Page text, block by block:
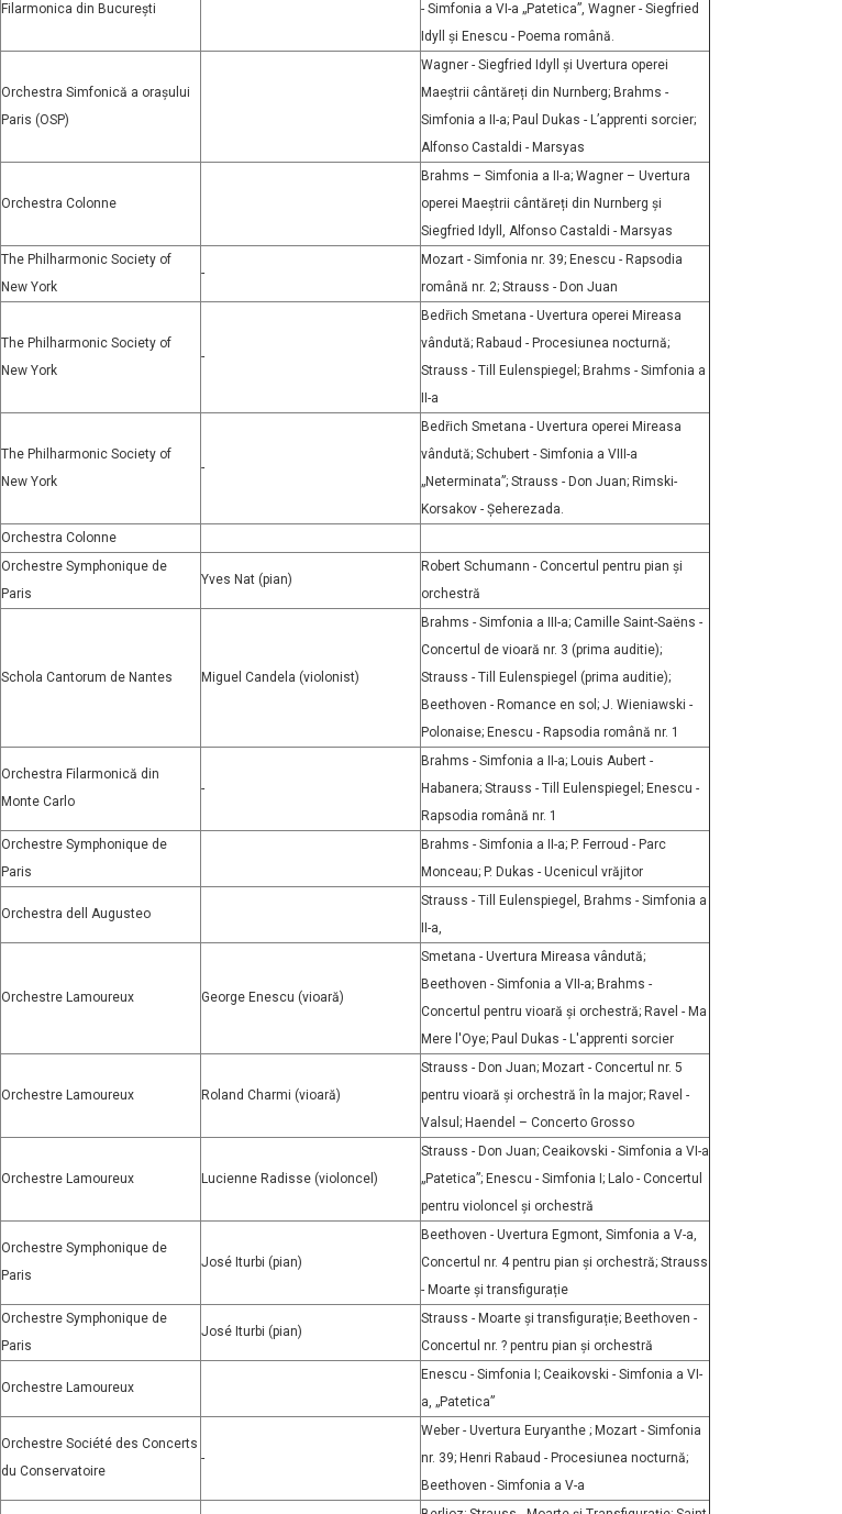
Filarmonica din București
- Simfonia a VI-a „Patetica”, Wagner - Siegfried
Idyll și Enescu - Poema română.
Orchestra Simfonică a orașului
Paris (OSP)
Wagner - Siegfried Idyll și Uvertura operei
Maeștrii cântăreți din Nurnberg; Brahms -
Simfonia a II-a; Paul Dukas - L’apprenti sorcier;
Alfonso Castaldi - Marsyas
Orchestra Colonne
Brahms – Simfonia a II-a; Wagner – Uvertura
operei Maeștrii cântăreți din Nurnberg și
Siegfried Idyll, Alfonso Castaldi - Marsyas
The Philharmonic Society of
New York
-
Mozart - Simfonia nr. 39; Enescu - Rapsodia
română nr. 2; Strauss - Don Juan
The Philharmonic Society of
New York
-
Bedřich Smetana - Uvertura operei Mireasa
vândută; Rabaud - Procesiunea nocturnă;
Strauss - Till Eulenspiegel; Brahms - Simfonia a
II-a
The Philharmonic Society of
New York
-
Bedřich Smetana - Uvertura operei Mireasa
vândută; Schubert - Simfonia a VIII-a
„Neterminata”; Strauss - Don Juan; Rimski-
Korsakov - Șeherezada.
Orchestra Colonne
Orchestre Symphonique de
Paris
Yves Nat (pian)
Robert Schumann - Concertul pentru pian și
orchestră
Schola Cantorum de Nantes Miguel Candela (violonist)
Brahms - Simfonia a III-a; Camille Saint-Saëns -
Concertul de vioară nr. 3 (prima auditie);
Strauss - Till Eulenspiegel (prima auditie);
Beethoven - Romance en sol; J. Wieniawski -
Polonaise; Enescu - Rapsodia română nr. 1
Orchestra Filarmonică din
Monte Carlo
-
Brahms - Simfonia a II-a; Louis Aubert -
Habanera; Strauss - Till Eulenspiegel; Enescu -
Rapsodia română nr. 1
Orchestre Symphonique de
Paris
Brahms - Simfonia a II-a; P. Ferroud - Parc
Monceau; P. Dukas - Ucenicul vrăjitor
Orchestra dell Augusteo
Strauss - Till Eulenspiegel, Brahms - Simfonia a
II-a,
Orchestre Lamoureux George Enescu (vioară)
Smetana - Uvertura Mireasa vândută;
Beethoven - Simfonia a VII-a; Brahms -
Concertul pentru vioară și orchestră; Ravel - Ma
Mere l'Oye; Paul Dukas - L'apprenti sorcier
Orchestre Lamoureux Roland Charmi (vioară)
Strauss - Don Juan; Mozart - Concertul nr. 5
pentru vioară și orchestră în la major; Ravel -
Valsul; Haendel – Concerto Grosso
Orchestre Lamoureux Lucienne Radisse (violoncel)
Strauss - Don Juan; Ceaikovski - Simfonia a VI-a
„Patetica”; Enescu - Simfonia I; Lalo - Concertul
pentru violoncel și orchestră
Orchestre Symphonique de
Paris
José Iturbi (pian)
Beethoven - Uvertura Egmont, Simfonia a V-a,
Concertul nr. 4 pentru pian și orchestră; Strauss
- Moarte și transfigurație
Orchestre Symphonique de
Paris
José Iturbi (pian)
Strauss - Moarte și transfigurație; Beethoven -
Concertul nr. ? pentru pian și orchestră
Orchestre Lamoureux
Enescu - Simfonia I; Ceaikovski - Simfonia a VI-
a, „Patetica”
Orchestre Société des Concerts
du Conservatoire
-
Weber - Uvertura Euryanthe ; Mozart - Simfonia
nr. 39; Henri Rabaud - Procesiunea nocturnă;
Beethoven - Simfonia a V-a